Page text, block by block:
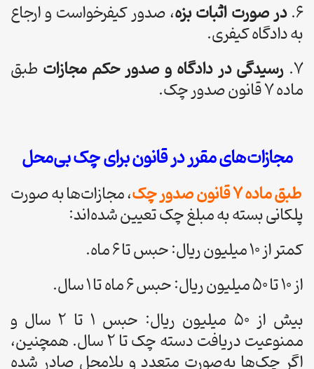
۶. در صورت اثبات بزه، صدور کیفرخواست و ارجاع
به دادگاه کیفری.
۷. رسیدگی در دادگاه و صدور حکم مجازات طبق
ماده ۷ قانون صدور چک.
مجازات‌های مقرر در قانون برای چک بی‌محل
طبق ماده ۷ قانون صدور چک
، مجازات‌ها به صورت
پلکانی بسته به مبلغ چک تعیین شده‌اند:
کمتر از ۱۰ میلیون ریال: حبس تا ۶ ماه.
از ۱۰ تا ۵۰ میلیون ریال: حبس ۶ ماه تا ۱ سال.
بیش از ۵۰ میلیون ریال: حبس ۱ تا ۲ سال و
ممنوعیت دریافت دسته چک تا ۲ سال. همچنین،
اگر چک‌ها به‌صورت متعدد و بلامحل صادر شده